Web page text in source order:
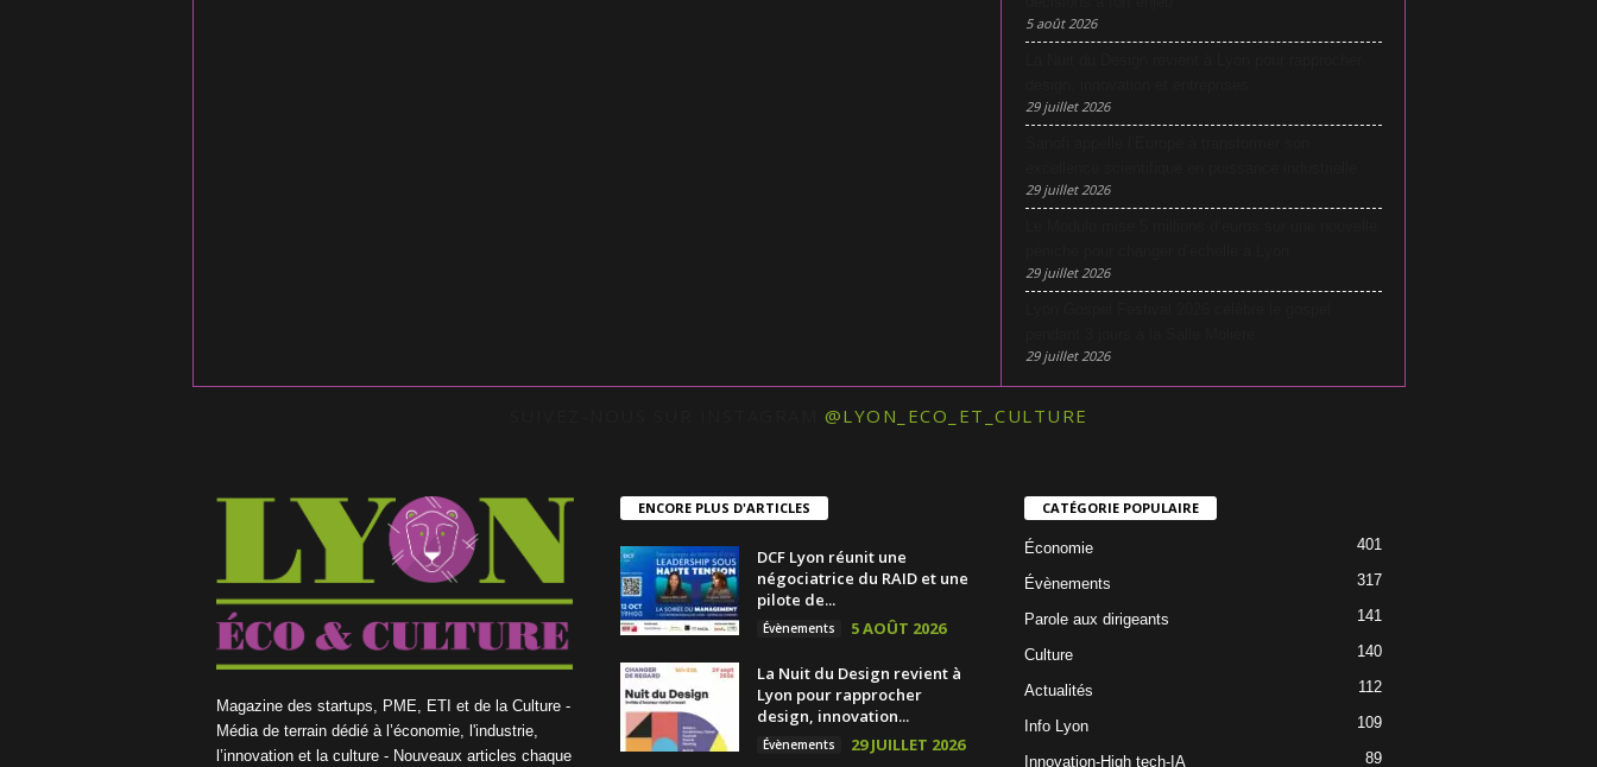
5 août 2026
29 juillet 2026
29 juillet 2026
29 juillet 2026
29 juillet 2026
@LYON_ECO_ET_CULTURE
Magazine des startups, PME, ETI et de la Culture -
Média de terrain dédié à l’économie, l'industrie,
l’innovation et la culture - Nouveaux articles chaque
ENCORE PLUS D'ARTICLES
DCF Lyon réunit une
négociatrice du RAID et une
pilote de...
Évènements 5 AOÛT 2026
La Nuit du Design revient à
Lyon pour rapprocher
design, innovation...
Évènements 29 JUILLET 2026
CATÉGORIE POPULAIRE
Économie 401
Évènements 317
Parole aux dirigeants 141
Culture 140
Actualités 112
Info Lyon 109
Innovation-High tech-IA 89